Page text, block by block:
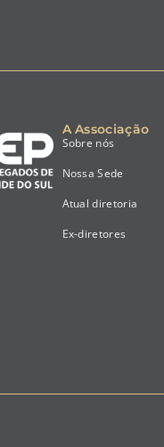
A Associação
Sobre nós
Nossa Sede
Atual diretoria
Ex-diretores